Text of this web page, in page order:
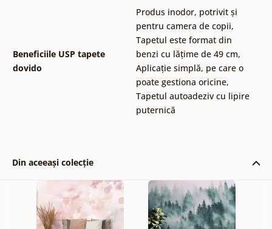
Beneficiile USP tapete
dovido
Produs inodor, potrivit și
pentru camera de copii,
Tapetul este format din
benzi cu lățime de 49 cm,
Aplicație simplă, pe care o
poate gestiona oricine,
Tapetul autoadeziv cu lipire
puternică
Din aceeași colecție